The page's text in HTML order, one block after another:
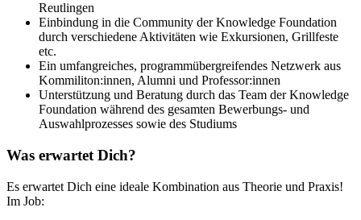
Reutlingen
Einbindung in die Community der Knowledge Foundation
durch verschiedene Aktivitäten wie Exkursionen, Grillfeste
etc.
Ein umfangreiches, programmübergreifendes Netzwerk aus
Kommiliton:innen, Alumni und Professor:innen
Unterstützung und Beratung durch das Team der Knowledge
Foundation während des gesamten Bewerbungs- und
Auswahlprozesses sowie des Studiums
Was erwartet Dich?
Es erwartet Dich eine ideale Kombination aus Theorie und Praxis!
Im Job: